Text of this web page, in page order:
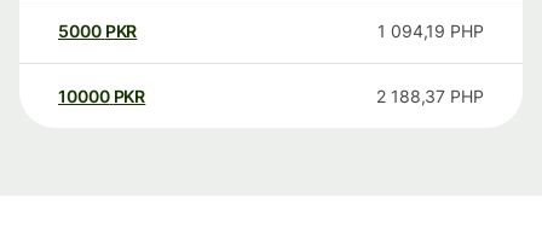
5000 PKR 1 094,19 PHP
10000 PKR 2 188,37 PHP